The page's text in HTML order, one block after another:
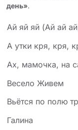
день».
Ай яй яй (Ай ай
А утки кря, кря,
Ах, мамочка, на
Весело Живем
Вьётся по полю
Галина